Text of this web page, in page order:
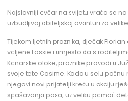
Najslavniji ovčar na svijetu vraća se
uzbudljivoj obiteljskoj avanturi za
Tijekom ljetnih praznika, dječak
voljene Lassie i umjesto da s
Kanarske otoke, praznike provodi u
svoje tete Cosime. Kada u selu počnu
njegovi novi prijatelji kreću u akciju
spašavanja pasa, uz veliku pomoć